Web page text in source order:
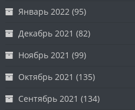
Январь 2022 (95)
Декабрь 2021 (82)
Ноябрь 2021 (99)
Октябрь 2021 (135)
Сентябрь 2021 (134)